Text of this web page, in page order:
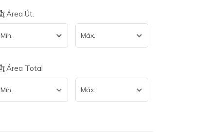
Área Út.
Mín. Máx.
Área Total
Mín. Máx.